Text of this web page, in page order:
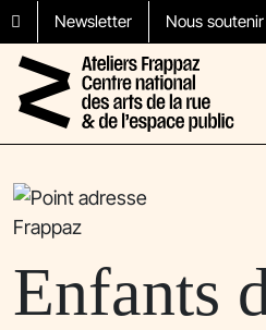
Aller au contenu
Skip to footer Nous soutenir
Newsletter
Enfants